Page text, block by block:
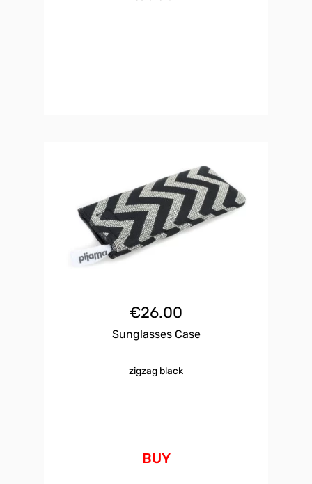
€26.00
Sunglasses Case
zigzag black
BUY